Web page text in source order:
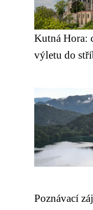
Kutná Hora:
výletu do
Poznávací